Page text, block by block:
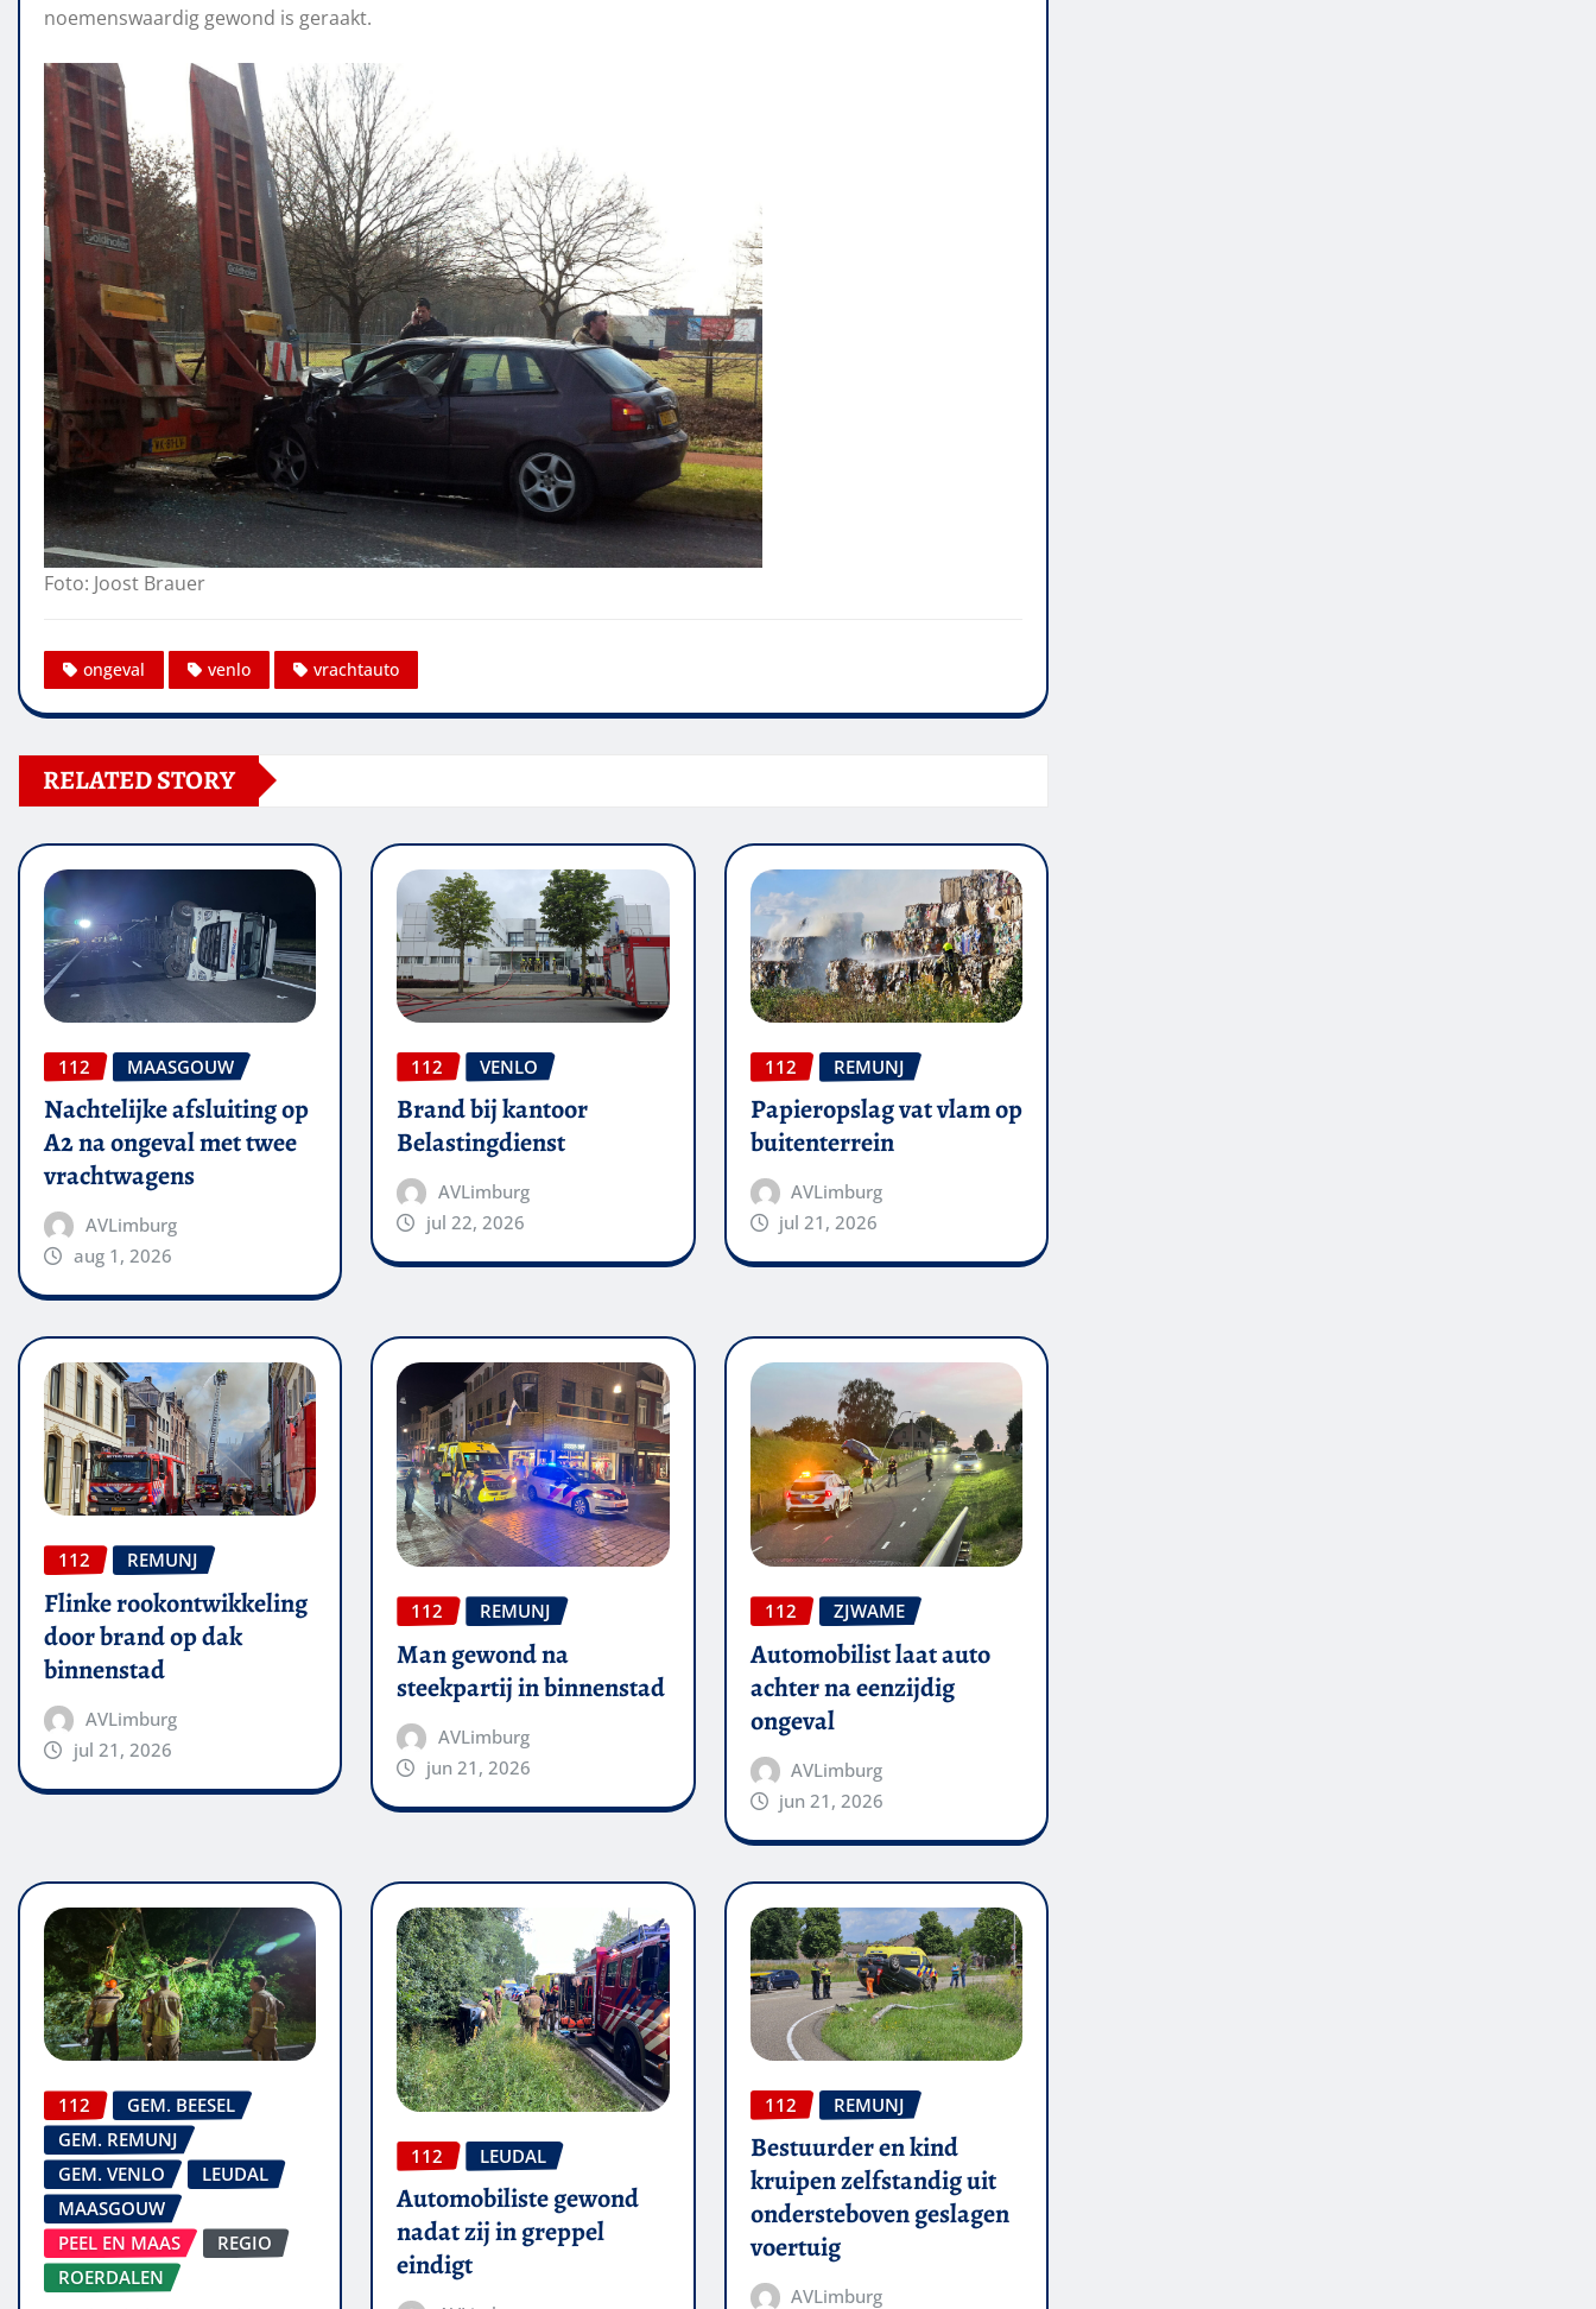
noemenswaardig gewond is geraakt.
Foto: Joost Brauer
ongeval venlo vrachtauto
RELATED STORY
112 MAASGOUW
Nachtelijke afsluiting op
A2 na ongeval met twee
vrachtwagens
AVLimburg
aug 1, 2026
112 VENLO
Brand bij kantoor
Belastingdienst
AVLimburg
jul 22, 2026
112 REMUNJ
Papieropslag vat vlam op
buitenterrein
AVLimburg
jul 21, 2026
112 REMUNJ
Flinke rookontwikkeling
door brand op dak
binnenstad
AVLimburg
jul 21, 2026
112 REMUNJ
Man gewond na
steekpartij in binnenstad
AVLimburg
jun 21, 2026
112 ZJWAME
Automobilist laat auto
achter na eenzijdig
ongeval
AVLimburg
jun 21, 2026
112
GEM. BEESEL
GEM. REMUNJ
GEM. VENLO
LEUDAL
MAASGOUW
PEEL EN MAAS
REGIO
ROERDALEN
112 LEUDAL
Automobiliste gewond
nadat zij in greppel
eindigt
112 REMUNJ
Bestuurder en kind
kruipen zelfstandig uit
ondersteboven geslagen
voertuig
AVLimburg